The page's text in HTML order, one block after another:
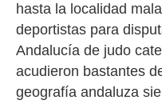
hasta la localidad
deportistas para
Andalucía de judo
acudieron bastantes
geografía andaluza